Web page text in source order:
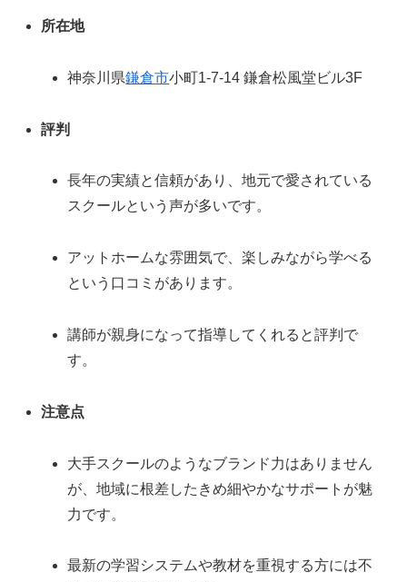
所在地
神奈川県鎌倉市小町1-7-14 鎌倉松風堂ビル3F
評判
長年の実績と信頼があり、地元で愛されている
スクールという声が多いです。
アットホームな雰囲気で、楽しみながら学べる
という口コミがあります。
講師が親身になって指導してくれると評判で
す。
注意点
大手スクールのようなブランド力はありません
が、地域に根差したきめ細やかなサポートが魅
力です。
最新の学習システムや教材を重視する方には不